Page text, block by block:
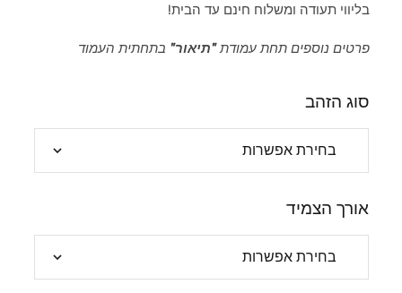
בליווי תעודה ומשלוח חינם עד הבית!
פרטים נוספים תחת עמודת"תיאור" בתחתית העמוד
סוג הזהב
אורך הצמיד